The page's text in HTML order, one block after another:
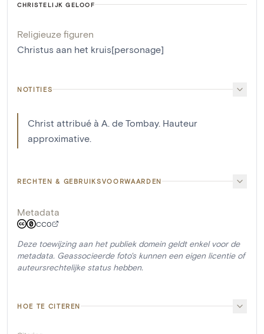
CHRISTELIJK GELOOF
Religieuze figuren
Christus aan het kruis[personage]
NOTITIES
Christ attribué à A. de Tombay. Hauteur
approximative.
RECHTEN & GEBRUIKSVOORWAARDEN
Metadata
CC0
Deze toewijzing aan het publiek domein geldt enkel voor de
metadata. Geassocieerde foto's kunnen een eigen licentie of
auteursrechtelijke status hebben.
HOE TE CITEREN